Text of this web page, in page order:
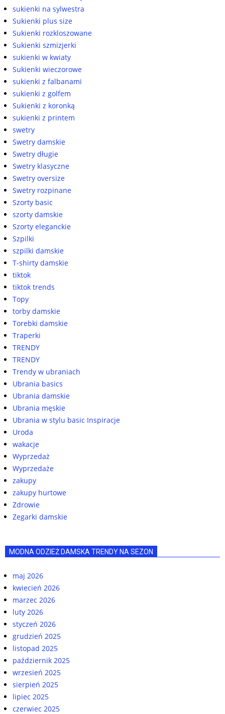
sukienki na sylwestra
Sukienki plus size
Sukienki rozkloszowane
Sukienki szmizjerki
sukienki w kwiaty
Sukienki wieczorowe
sukienki z falbanami
sukienki z golfem
Sukienki z koronką
sukienki z printem
swetry
Swetry damskie
Swetry długie
Swetry klasyczne
Swetry oversize
Swetry rozpinane
Szorty basic
szorty damskie
Szorty eleganckie
Szpilki
szpilki damskie
T-shirty damskie
tiktok
tiktok trends
Topy
torby damskie
Torebki damskie
Traperki
TRENDY
TRENDY
Trendy w ubraniach
Ubrania basics
Ubrania damskie
Ubrania męskie
Ubrania w stylu basic Inspiracje
Uroda
wakacje
Wyprzedaż
Wyprzedaże
zakupy
zakupy hurtowe
Zdrowie
Zegarki damskie
MODNA ODZIEŻ DAMSKA TRENDY NA SEZON
maj 2026
kwiecień 2026
marzec 2026
luty 2026
styczeń 2026
grudzień 2025
listopad 2025
październik 2025
wrzesień 2025
sierpień 2025
lipiec 2025
czerwiec 2025